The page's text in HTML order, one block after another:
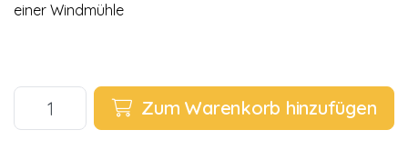
einer Windmühle
Zum Warenkorb hinzufügen